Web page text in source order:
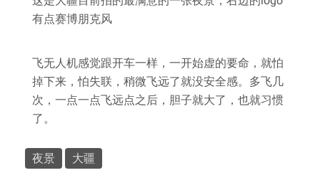
有点赛博朋克风
飞无人机感觉跟开车一样，一开始虚的要命，就怕
掉下来，怕失联，稍微飞远了就没安全感。多飞几
次，一点一点飞远点之后，胆子就大了，也就习惯
了。
夜景 大疆